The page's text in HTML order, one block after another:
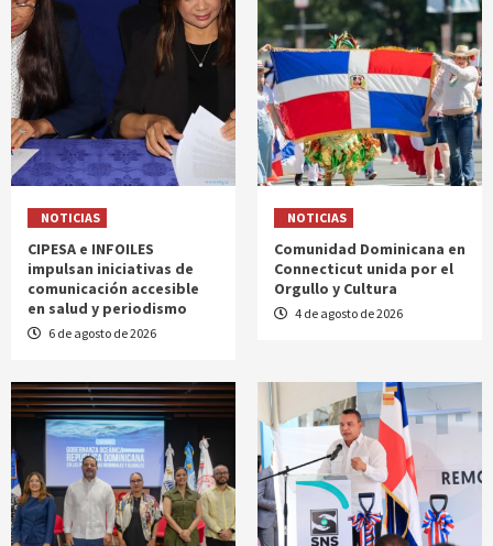
NOTICIAS
CIPESA e INFOILES
impulsan iniciativas de
comunicación accesible
en salud y periodismo
6 de agosto de 2026
NOTICIAS
Comunidad Dominicana en
Connecticut unida por el
Orgullo y Cultura
4 de agosto de 2026